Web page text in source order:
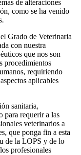
de alteraciones
como se ha venido
Grado de Veterinaria
con nuestra
que nos son
procedimientos
requiriendo
aplicables
sanitaria,
para requerir a las
veterinarios a
que ponga fin a esta
de la LOPS y de lo
profesionales